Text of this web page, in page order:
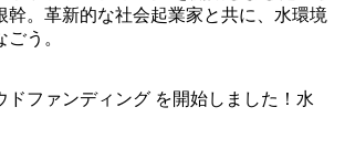
ドファンディング を開始しました！水